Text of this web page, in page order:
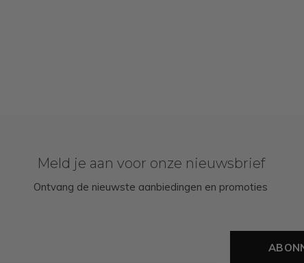
Meld je aan voor onze nieuwsbrief
Ontvang de nieuwste aanbiedingen en promoties